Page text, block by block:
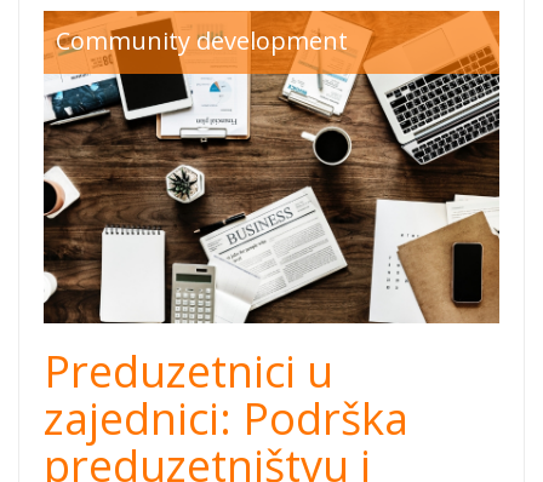
desk
business.jpg
Community development
Preduzetnici u
zajednici: Podrška
preduzetništvu i